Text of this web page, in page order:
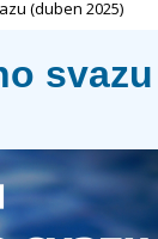
(duben 2025)
svazu